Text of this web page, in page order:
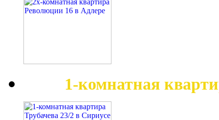
1-комнатная